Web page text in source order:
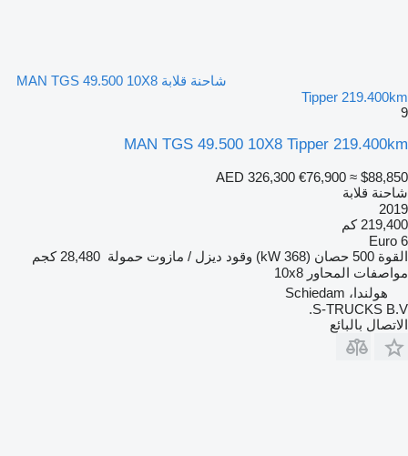
شاحنة قلابة MAN TGS 49.500 10X8
Tipper 219.400km
9
MAN TGS 49.500 10X8 Tipper 219.400km
AED 326,300 €76,900 ≈ $88,850
شاحنة قلابة
2019
219,400 كم
Euro 6
القوة 500 حصان (368 kW) وقود ديزل / مازوت حمولة 28,480 كجم
مواصفات المحاور 10x8
هولندا، Schiedam
S-TRUCKS B.V.
الاتصال بالبائع